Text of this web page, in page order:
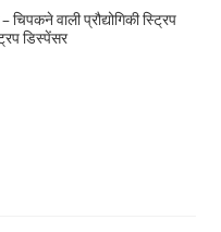
वाली प्रौद्योगिकी स्ट्रिप
डिस्पेंसर